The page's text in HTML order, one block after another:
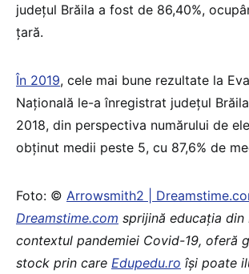
judeţul Brăila a fost de 86,40%,
ţară.
În 2019, cele mai bune rezultate la
Națională le-a înregistrat județul
2018, din perspectiva numărului de
obținut medii peste 5, cu 87,6% de
Foto: © Arrowsmith2 |
Dreamstime.com sprijină educaţia din
contextul pandemiei Covid-19, oferă
stock prin care Edupedu.ro îşi poate